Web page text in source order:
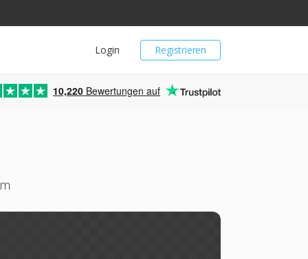
Registrieren
Login
10,220 Bewertungen auf